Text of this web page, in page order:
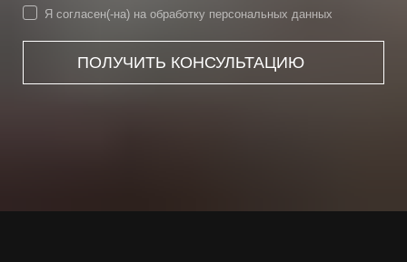
ПОЛУЧИТЬ КОНСУЛЬТАЦИЮ
Я согласен(-на) на обработку персональных данных